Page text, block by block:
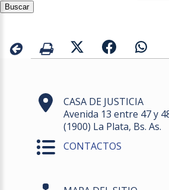
CASA DE JUSTICIA
Avenida 13 entre 47 y
(1900) La Plata, Bs. As.
CONTACTOS